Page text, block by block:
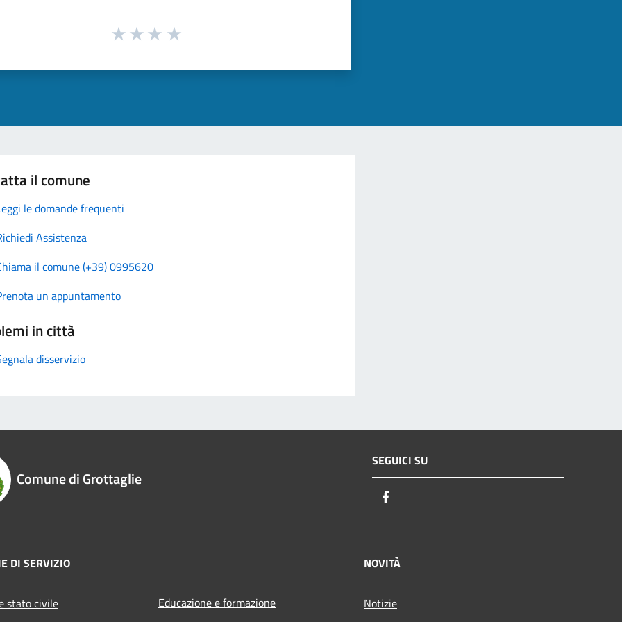
il comune
le domande frequenti
Assistenza
il comune (+39) 0995620
un appuntamento
in città
disservizio
Comune di Grottaglie
SEGUICI SU
DI SERVIZIO
stato civile
Educazione e formazione
NOVITÀ
Notizie